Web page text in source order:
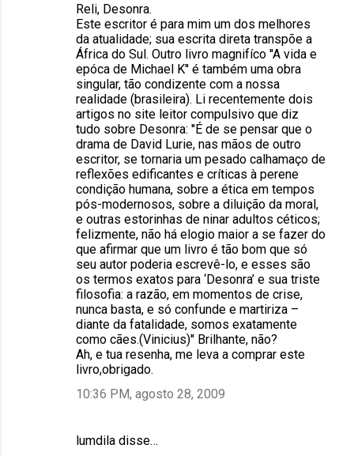
Reli, Desonra.
Este escritor é para mim um dos melhores
da atualidade; sua escrita direta transpõe a
África do Sul. Outro livro magnifíco ''A vida e
epóca de Michael K'' é também uma obra
singular, tão condizente com a nossa
realidade (brasileira). Li recentemente dois
artigos no site leitor compulsivo que diz
tudo sobre Desonra: ''É de se pensar que o
drama de David Lurie, nas mãos de outro
escritor, se tornaria um pesado calhamaço de
reflexões edificantes e críticas à perene
condição humana, sobre a ética em tempos
pós-modernosos, sobre a diluição da moral,
e outras estorinhas de ninar adultos céticos;
felizmente, não há elogio maior a se fazer do
que afirmar que um livro é tão bom que só
seu autor poderia escrevê-lo, e esses são
os termos exatos para ‘Desonra’ e sua triste
filosofia: a razão, em momentos de crise,
nunca basta, e só confunde e martiriza –
diante da fatalidade, somos exatamente
como cães.(Vinicius)'' Brilhante, não?
Ah, e tua resenha, me leva a comprar este
livro,obrigado.
10:36 PM, agosto 28, 2009
lumdila disse…